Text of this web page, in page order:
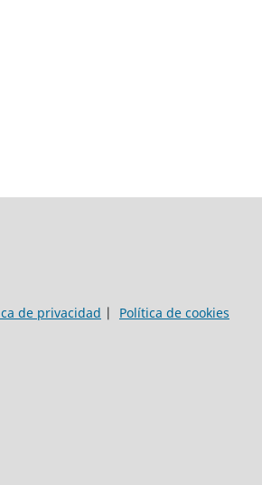
de privacidad | Política de cookies